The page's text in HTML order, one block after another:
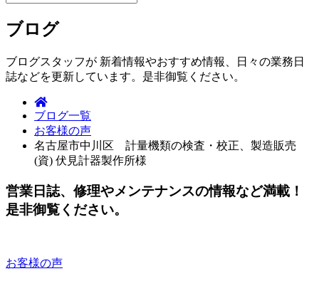
ブログ
ブログスタッフが 新着情報やおすすめ情報、日々の業務日
誌などを更新しています。是非御覧ください。
ブログ一覧
お客様の声
名古屋市中川区 計量機類の検査・校正、製造販売
(資) 伏見計器製作所様
営業日誌、修理やメンテナンスの情報など満載！
是非御覧ください。
お客様の声